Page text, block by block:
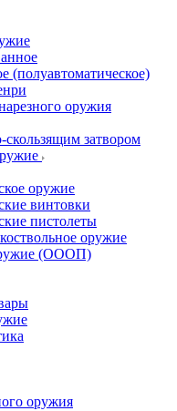
(полуавтоматическое)
оружия
затвором
оружие
винтовки
пистолеты
оружие
(ОООП)
оружия